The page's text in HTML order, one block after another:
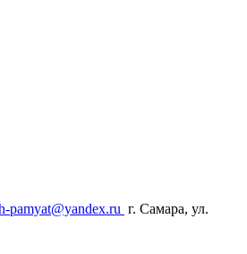
pamyat@yandex.ru г. Самара, ул.